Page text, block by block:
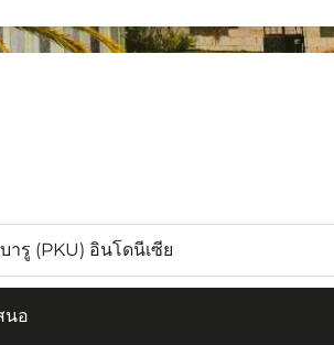
นอ